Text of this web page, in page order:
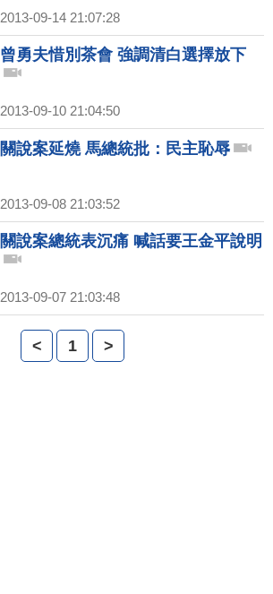
2013-09-14 21:07:28
曾勇夫惜別茶會 強調清白選擇放下
2013-09-10 21:04:50
關說案延燒 馬總統批：民主恥辱
2013-09-08 21:03:52
關說案總統表沉痛 喊話要王金平說明
2013-09-07 21:03:48
< 1 >